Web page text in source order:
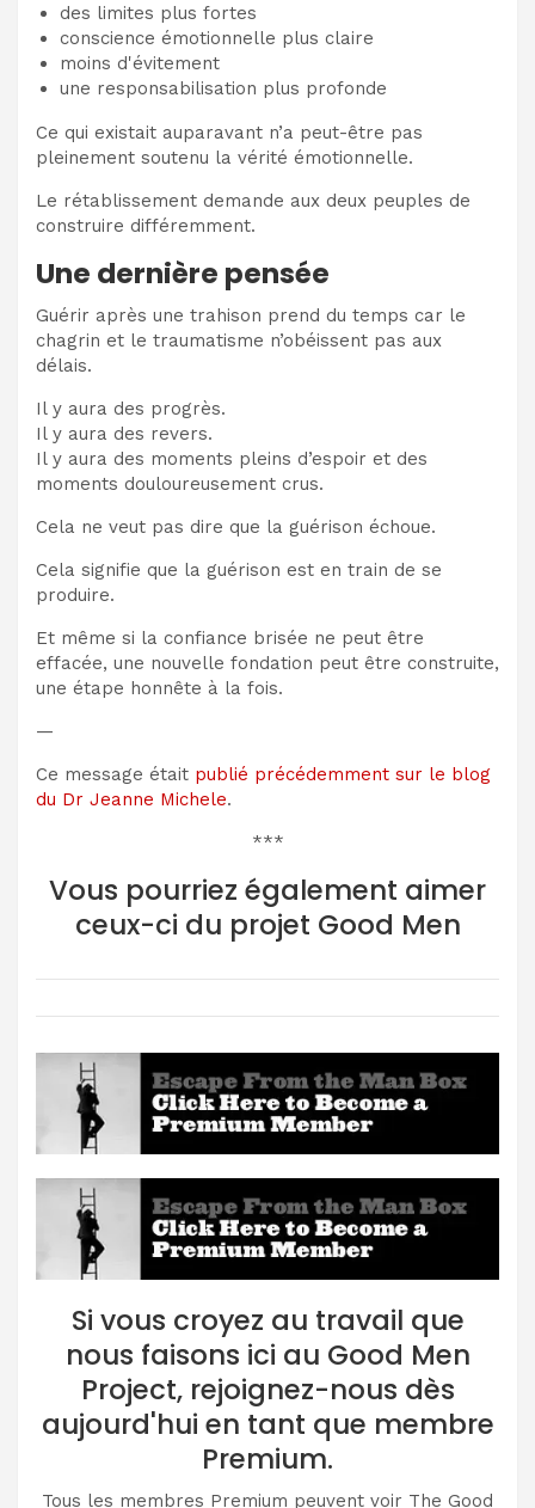
des limites plus fortes
conscience émotionnelle plus claire
moins d'évitement
une responsabilisation plus profonde
Ce qui existait auparavant n’a peut-être pas
pleinement soutenu la vérité émotionnelle.
Le rétablissement demande aux deux peuples de
construire différemment.
Une dernière pensée
Guérir après une trahison prend du temps car le
chagrin et le traumatisme n’obéissent pas aux
délais.
Il y aura des progrès.
Il y aura des revers.
Il y aura des moments pleins d’espoir et des
moments douloureusement crus.
Cela ne veut pas dire que la guérison échoue.
Cela signifie que la guérison est en train de se
produire.
Et même si la confiance brisée ne peut être
effacée, une nouvelle fondation peut être construite,
une étape honnête à la fois.
—
Ce message était publié précédemment sur le blog
du Dr Jeanne Michele.
***
Vous pourriez également aimer
ceux-ci du projet Good Men
Si vous croyez au travail que
nous faisons ici au Good Men
Project, rejoignez-nous dès
aujourd'hui en tant que membre
Premium.
Tous les membres Premium peuvent voir The Good